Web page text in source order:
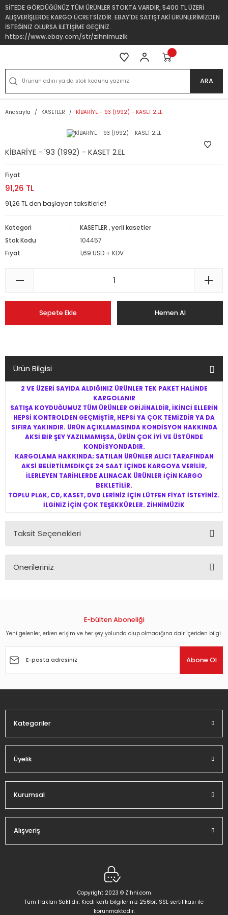
SİTEDE GÖRDÜĞÜNÜZ TÜM ÜRÜNLER STOKTA VARDIR, 5400 TL ÜZERİ
ALIŞVERİŞLERDE KARGO ÜCRETSİZDİR. EBAY'DE SATIŞTAKİ ÜRÜNLERİMİZDEN
İSTEĞİNİZ OLURSA İLETİŞİME GEÇİNİZ.
https://www.ebay.com/str/zihnimuzik
ARA
Anasayfa KASETLER KİBARİYE - '93 (1992) - KASET 2.EL
KİBARİYE - '93 (1992) - KASET 2.EL
Fiyat
91,26 TL
91,26 TL den başlayan taksitlerle!!
Kategori KASETLER ,yerli kasetler
Stok Kodu
104457
Fiyat
1,69 USD + KDV
Sepete Ekle Hemen Al
Ürün Bilgisi
2 VE ÜZERİ SAYIDA ALDIĞINIZ ÜRÜNLER TEK PAKET HALİNDE
KARGOLANIR
SATIŞA KOYDUĞUMUZ TÜM ÜRÜNLER ORİJİNALDİR, İKİNCİ ELLERİN
HEPSİ KONTROLDEN GEÇMİŞTİR, HEPSİ YA ÇOK TEMİZDİR YA DA
SIFIRA YAKINDIR. ÜRÜN AÇIKLAMASINDA KONDİSYON HAKKINDA
AKSİ BİR ŞEY YAZILMAMIŞSA, ÜRÜN ÇOK İYİ VE ÜSTÜNDE
KONDİSYONDADIR.
KARGOLAMA HAKKINDA; SATILAN ÜRÜNLER ALICI TARAFINDAN
AKSİ BELİRTİLMEDİKÇE 24 SAAT İÇİNDE KARGOYA VERİLİR,
İLERLEYEN TARİHLERDE ALINACAK ÜRÜNLER İÇİN KARGO
BEKLETİLİR.
TOPLU PLAK, CD, KASET, DVD LERİNİZ İÇİN LÜTFEN FİYAT İSTEYİNİZ.
İLGİNİZ İÇİN ÇOK TEŞEKKÜRLER. ZİHNİMÜZİK
Taksit Seçenekleri
Önerileriniz
Görüş ve önerileriniz için teşekkür ederiz.
Ürün açıklamasında eksik bilgiler bulunuyor.
E-bülten Aboneliği
Yeni gelenler, erken erişim ve her şey yolunda olup olmadığına dair içeriden bilgi.
Abone Ol
Kategoriler
Üyelik
Kurumsal
Alışveriş
Copyright 2023 © Zihni.com
Tüm Hakları Saklıdır. Kredi kartı bilgileriniz 256bit SSL sertifikası ile
korunmaktadır.